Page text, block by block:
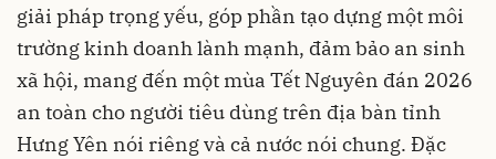
giải pháp trọng yếu, góp phần tạo dựng một môi
trường kinh doanh lành mạnh, đảm bảo an sinh
xã hội, mang đến một mùa Tết Nguyên đán 2026
an toàn cho người tiêu dùng trên địa bàn tỉnh
Hưng Yên nói riêng và cả nước nói chung. Đặc